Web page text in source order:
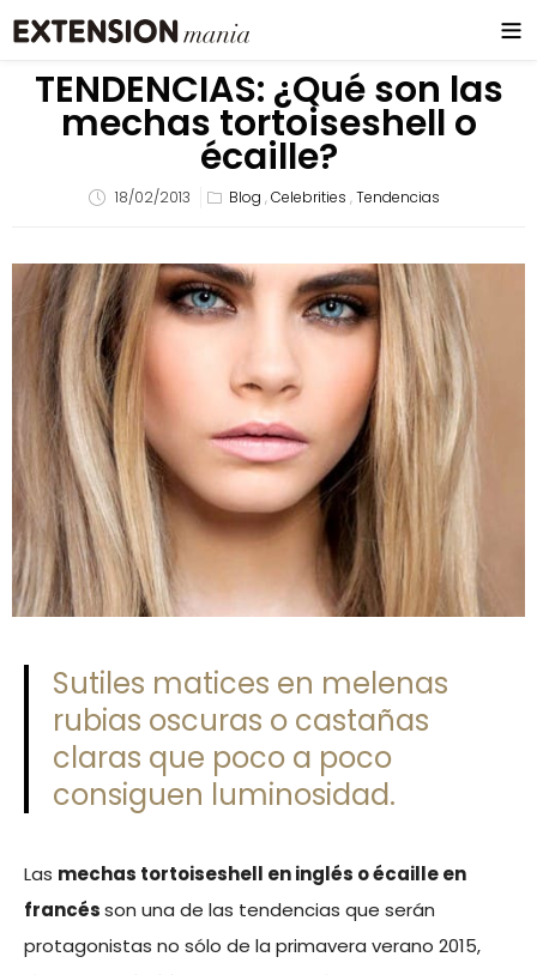
TENDENCIAS: ¿Qué son las
mechas tortoiseshell o
écaille?
18/02/2013 Blog , Celebrities , Tendencias
Sutiles matices en melenas
rubias oscuras o castañas
claras que poco a poco
consiguen luminosidad.
Las mechas tortoiseshell en inglés o écaille en
francésson una de las tendencias que serán
protagonistas no sólo de la primavera verano 2015,